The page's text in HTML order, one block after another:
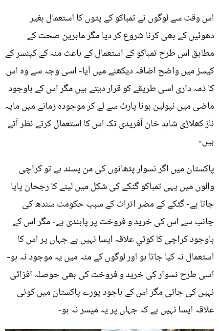
اس وقت سے لوگوں نے تمباکو کے پتوں کا استعمال بغیر
دھوئيں کے بھی کرنا شروع کر دیا مگر ماہرین صحت کے
مطابق اس طرح تمباکو کے استعمال کے باعث منہ کے کینسر کے
کیسز میں واضح اضافہ دیکھنے میں آیا- اسی وجہ سے وہ اس
کا ذمہ داری اسی طریقے کو قرار دیتے ہیں مگر اس کے باوجود
ماضی میں نپولین بونا پارٹ سے لے کر موجودہ زمانے میں مایہ
ناز کھلاڑی شاہد خان آفریدی تک اس کا استعمال کرتے نظر آتے
ہیں-
پاکستان میں اگر نسوار پٹھانوں کی من پسند ہے تو کراچی
والوں میں یہی تمباکو گٹکے کی شکل میں لینے کا رجحان پایا
جاتا ہے- گٹکے کے مضر اثرات کے سبب حکومت سندھ کی
جانب سے اس کی خرید و فروخت پر پابندی ہے- مگر اس کے
باوجود کراچی کا کوئي علاقہ ایسا نہیں ہے جہاں پر اس کا
استعمال نہ کیا جاتا ہو اور لوگوں کے منہ میں یہ موجود نہ ہو-
اسی طرح نسوار کی خرید و فروخت کی بھی حوصلہ افزائی
نہیں کی جاتی مگر اس کے باجود پورے پاکستان میں کوئی
علاقہ ایسا نہیں ہے کہ جہاں پر یہ میسر نہ ہو-